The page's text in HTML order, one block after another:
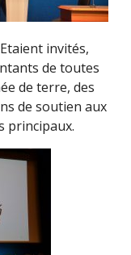
invités,
de toutes
de terre, des
de soutien aux
principaux.